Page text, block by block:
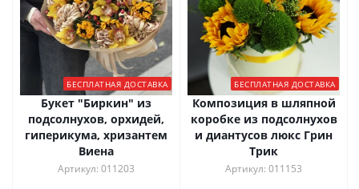
БЕСПЛАТНАЯ ДОСТАВКА
Букет "Биркин" из
подсолнухов, орхидей,
гиперикума, хризантем
Виена
Артикул: 011203
БЕСПЛАТНАЯ ДОСТАВКА
Композиция в шляпной
коробке из подсолнухов
и диантусов люкс Грин
Трик
Артикул: 011153